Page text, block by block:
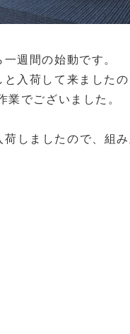
週間の始動です。
入荷して来ました
業でございました。
しましたので、組